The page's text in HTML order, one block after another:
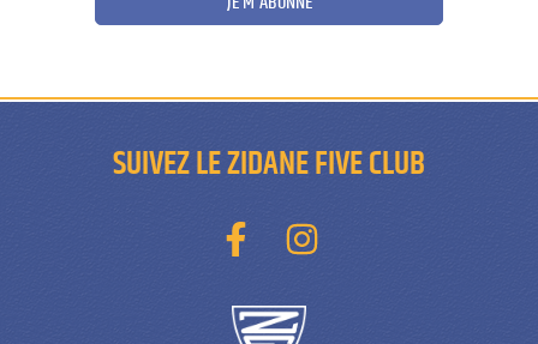
SUIVEZ LE ZIDANE FIVE CLUB